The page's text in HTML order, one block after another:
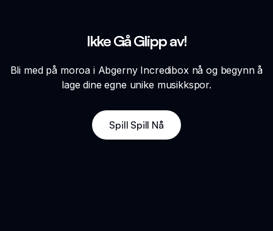
Ikke Gå Glipp av!
Bli med på moroa i Abgerny Incredibox nå og begynn å
lage dine egne unike musikkspor.
Spill Spill Nå